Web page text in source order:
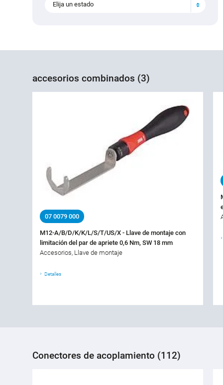
Elija un estado
accesorios combinados (3)
07 0079 000
M12-A/B/D/K/K/L/S/T/US/X - Llave de montaje con
limitación del par de apriete 0,6 Nm, SW 18 mm
Accesorios, Llave de montaje
Detalles
Conectores de acoplamiento (112)